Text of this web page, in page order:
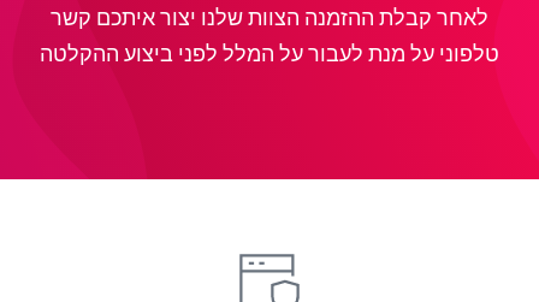
לאחר קבלת ההזמנה הצוות שלנו יצור איתכם קשר
טלפוני על מנת לעבור על המלל לפני ביצוע ההקלטה